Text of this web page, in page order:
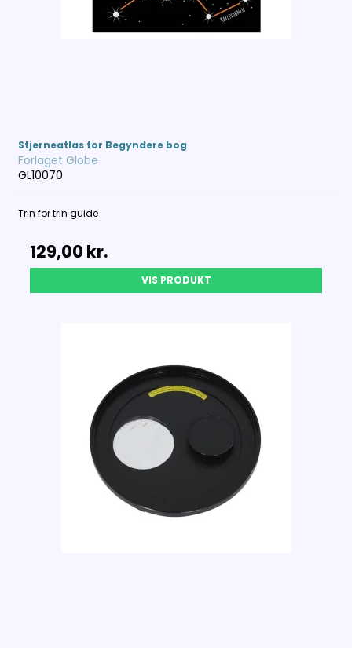
Stjerneatlas for Begyndere bog
Forlaget Globe
GL10070
Trin for trin guide
129,00 kr.
VIS PRODUKT